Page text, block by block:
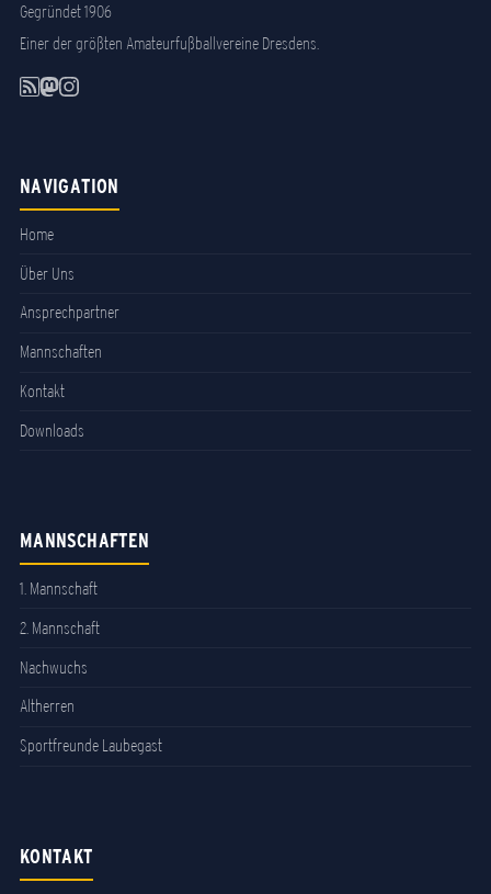
Gegründet 1906
Einer der größten Amateurfußballvereine Dresdens.
NAVIGATION
Home
Über Uns
Ansprechpartner
Mannschaften
Kontakt
Downloads
MANNSCHAFTEN
1. Mannschaft
2. Mannschaft
Nachwuchs
Altherren
Sportfreunde Laubegast
KONTAKT